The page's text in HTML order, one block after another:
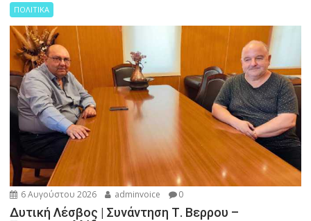
ΠΟΛΙΤΙΚΑ
6 Αυγούστου 2026 adminvoice 0
Δυτική Λέσβος | Συνάντηση Τ. Βερρου –